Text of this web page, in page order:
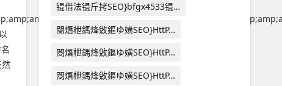
锟借法锟斤拷SEO}bfgx4533锟…
閿熸枻鎷烽敓鏂ゆ嫹SEO}HttP…
閿熸枻鎷烽敓鏂ゆ嫹SEO}HttP…
閿熸枻鎷烽敓鏂ゆ嫹SEO}HttP…